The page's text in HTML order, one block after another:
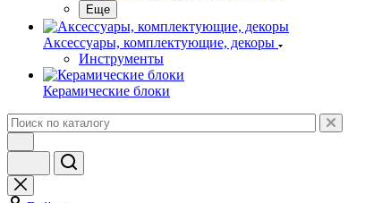
Еще
Аксессуары, комплектующие, декоры
Инструменты
Керамические блоки